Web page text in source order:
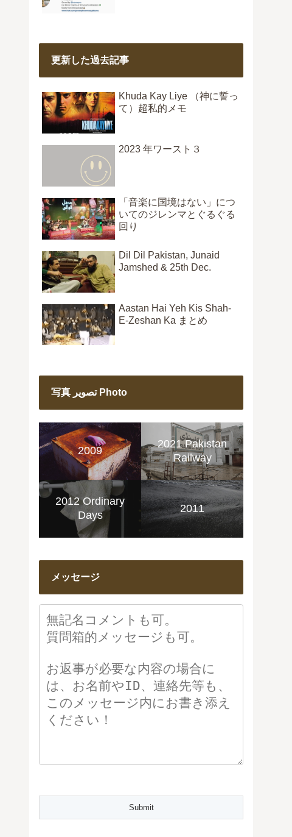
更新した過去記事
Khuda Kay Liye （神に誓っ
て）超私的メモ
2023 年ワースト３
「音楽に国境はない」につ
いてのジレンマとぐるぐる
回り
Dil Dil Pakistan, Junaid
Jamshed & 25th Dec.
Aastan Hai Yeh Kis Shah-
E-Zeshan Ka まとめ
写真 تصویر Photo
2009
2021 Pakistan
Railway
2012 Ordinary
Days
2011
メッセージ